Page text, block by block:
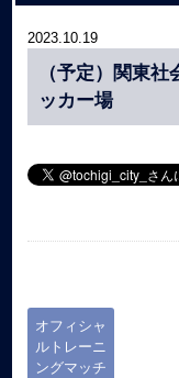
2023.10.19
（予定）関東
ッカー場
オフィシャ
ルトレーニ
ングマッチ